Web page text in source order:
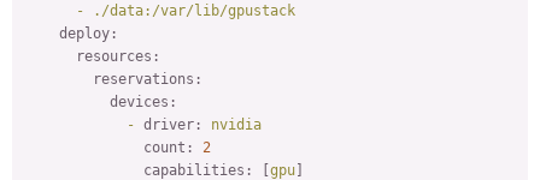
-
./data:/var/lib/gpustack
deploy:
resources:
reservations:
devices:
- driver:
nvidia
count:
2
capabilities:
gpu